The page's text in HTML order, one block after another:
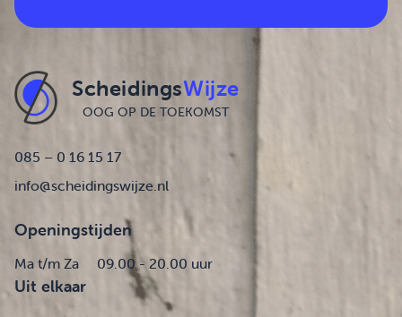
ScheidingsWijze
OOG OP DE TOEKOMST
085 – 0 16 15 17
info@scheidingswijze.nl
Openingstijden
Ma t/m Za 09.00 - 20.00 uur
Uit elkaar